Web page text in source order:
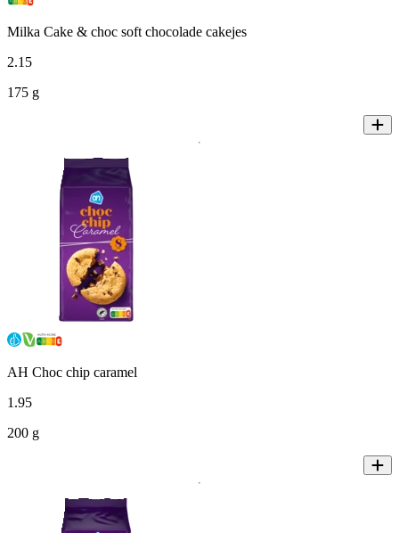
Milka Cake & choc soft chocolade cakejes
2.15
175 g
AH Choc chip caramel
1 .95
200 g